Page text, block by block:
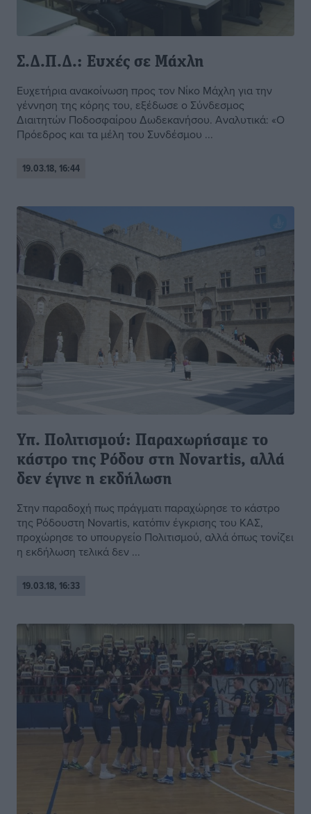
Σ.Δ.Π.Δ.: Ευχές σε Μάχλη
Ευχετήρια ανακοίνωση προς τον Νίκο Μάχλη για την
γέννηση της κόρης του, εξέδωσε ο Σύνδεσμος
Διαιτητών Ποδοσφαίρου Δωδεκανήσου. Αναλυτικά: «Ο
Πρόεδρος και τα μέλη του Συνδέσμου ...
19.03.18, 16:44
Υπ. Πολιτισμού: Παραχωρήσαμε το
κάστρο της Ρόδου στη Novartis, αλλά
δεν έγινε η εκδήλωση
Στην παραδοχή πως πράγματι παραχώρησε το κάστρο
της Ρόδουστη Novartis, κατόπιν έγκρισης του ΚΑΣ,
προχώρησε το υπουργείο Πολιτισμού, αλλά όπως τονίζει
η εκδήλωση τελικά δεν ...
19.03.18, 16:33